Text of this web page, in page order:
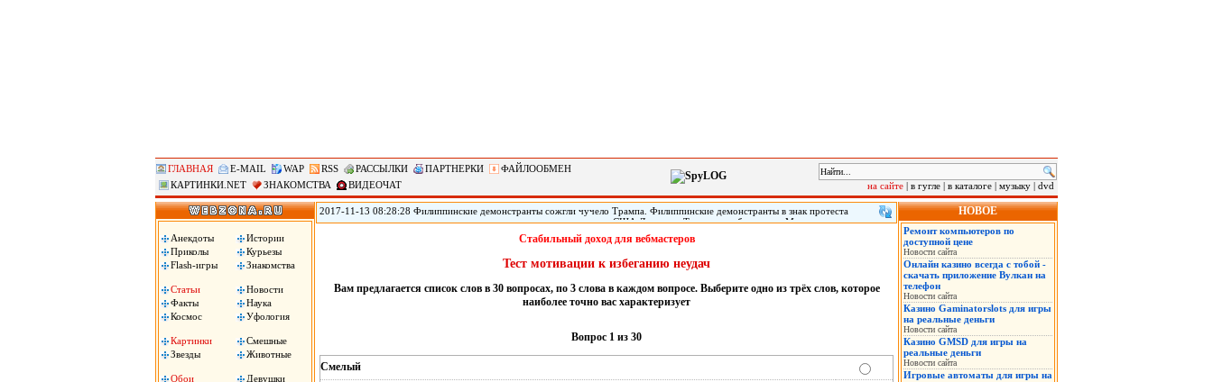
ГЛАВНАЯ E-MAIL WAP RSS РАССЫЛКИ ПАРТНЕРКИ
ФАЙЛООБМЕН
КАРТИНКИ.NET
ЗНАКОМСТВА ВИДЕОЧАТ на сайте | в гугле | в каталоге | музыку | dvd
Анекдоты
Истории
Приколы
Курьезы
Flash-игры
Знакомства
Статьи
Новости
Факты
Наука
Космос
Уфология
Картинки
Смешные
Звезды
Животные
Обои
Девушки
2017-11-13 08:28:28 Филиппинские демонстранты сожгли чучело Трампа. Филиппинские демонстранты в знак протеста
против «американского империализма» сожгли чучело президента США Дональда Трампа, прибывшего в Манилу на саммит
Ассоциации государств Юго-Восточной Азии (АСЕАН). По сообщению местных СМИ, демонстрация началась в понедельник
вместе с началом 31-го саммита АСЕАН. Демонстранты, скандируя «США - империалисты!» и «Стоп, американская военная
Стабильный доход для вебмастеров
Тест мотивации к избеганию неудач
Вам предлагается список слов в 30 вопросах, по 3 слова в каждом вопросе. Выберите одно из трёх слов, которое
наиболее точно вас характеризует
Вопрос 1 из 30
Смелый
НОВОЕ
Ремонт компьютеров по
доступной цене
Новости сайта
Онлайн казино всегда с тобой -
скачать приложение Вулкан на
телефон
Новости сайта
Казино Gaminatorslots для игры
на реальные деньги
Новости сайта
Казино GMSD для игры на
реальные деньги
Новости сайта
Игровые автоматы для игры на